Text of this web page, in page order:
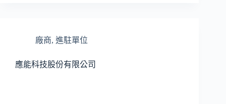
廠商, 進駐單位
應能科技股份有限公司